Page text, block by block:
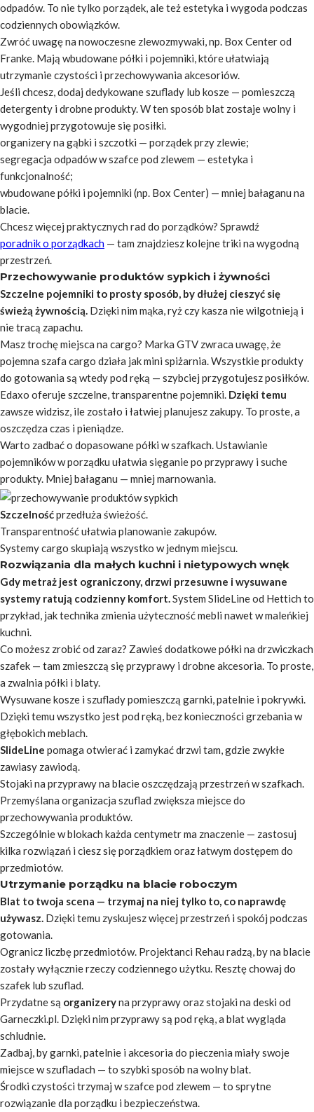
odpadów. To nie tylko porządek, ale też estetyka i wygoda podczas
codziennych obowiązków.
Zwróć uwagę na nowoczesne zlewozmywaki, np. Box Center od
Franke. Mają wbudowane półki i pojemniki, które ułatwiają
utrzymanie czystości i przechowywania akcesoriów.
Jeśli chcesz, dodaj dedykowane szuflady lub kosze — pomieszczą
detergenty i drobne produkty. W ten sposób blat zostaje wolny i
wygodniej przygotowuje się posiłki.
organizery na gąbki i szczotki — porządek przy zlewie;
segregacja odpadów w szafce pod zlewem — estetyka i
funkcjonalność;
wbudowane półki i pojemniki (np. Box Center) — mniej bałaganu na
blacie.
Chcesz więcej praktycznych rad do porządków? Sprawdź
poradnik o porządkach — tam znajdziesz kolejne triki na wygodną
przestrzeń.
Przechowywanie produktów sypkich i żywności
Szczelne pojemniki to prosty sposób, by dłużej cieszyć się
świeżą żywnością. Dzięki nim mąka, ryż czy kasza nie wilgotnieją i
nie tracą zapachu.
Masz trochę miejsca na cargo? Marka GTV zwraca uwagę, że
pojemna szafa cargo działa jak mini spiżarnia. Wszystkie produkty
do gotowania są wtedy pod ręką — szybciej przygotujesz posiłków.
Edaxo oferuje szczelne, transparentne pojemniki. Dzięki temu
zawsze widzisz, ile zostało i łatwiej planujesz zakupy. To proste, a
oszczędza czas i pieniądze.
Warto zadbać o dopasowane półki w szafkach. Ustawianie
pojemników w porządku ułatwia sięganie po przyprawy i suche
produkty. Mniej bałaganu — mniej marnowania.
Szczelnośćprzedłuża świeżość.
Transparentność ułatwia planowanie zakupów.
Systemy cargo skupiają wszystko w jednym miejscu.
Rozwiązania dla małych kuchni i nietypowych wnęk
Gdy metraż jest ograniczony, drzwi przesuwne i wysuwane
systemy ratują codzienny komfort.System SlideLine od Hettich to
przykład, jak technika zmienia użyteczność mebli nawet w maleńkiej
kuchni.
Co możesz zrobić od zaraz? Zawieś dodatkowe półki na drzwiczkach
szafek — tam zmieszczą się przyprawy i drobne akcesoria. To proste,
a zwalnia półki i blaty.
Wysuwane kosze i szuflady pomieszczą garnki, patelnie i pokrywki.
Dzięki temu wszystko jest pod ręką, bez konieczności grzebania w
głębokich meblach.
SlideLine pomaga otwierać i zamykać drzwi tam, gdzie zwykłe
zawiasy zawiodą.
Stojaki na przyprawy na blacie oszczędzają przestrzeń w szafkach.
Przemyślana organizacja szuflad zwiększa miejsce do
przechowywania produktów.
Szczególnie w blokach każda centymetr ma znaczenie — zastosuj
kilka rozwiązań i ciesz się porządkiem oraz łatwym dostępem do
przedmiotów.
Utrzymanie porządku na blacie roboczym
Blat to twoja scena — trzymaj na niej tylko to, co naprawdę
używasz. Dzięki temu zyskujesz więcej przestrzeń i spokój podczas
gotowania.
Ogranicz liczbę przedmiotów. Projektanci Rehau radzą, by na blacie
zostały wyłącznie rzeczy codziennego użytku. Resztę chowaj do
szafek lub szuflad.
Przydatne są organizeryna przyprawy oraz stojaki na deski od
Garneczki.pl. Dzięki nim przyprawy są pod ręką, a blat wygląda
schludnie.
Zadbaj, by garnki, patelnie i akcesoria do pieczenia miały swoje
miejsce w szufladach — to szybki sposób na wolny blat.
Środki czystości trzymaj w szafce pod zlewem — to sprytne
rozwiązanie dla porządku i bezpieczeństwa.